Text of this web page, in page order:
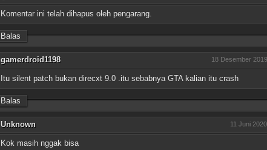
Komentar ini telah dihapus oleh pengarang.
Balas
gamerdroid1198 18 Desember
Itu silent patch bukan direcxt 9.0 .itu sebabnya GTA kalian itu crash
Balas
Unknown 11 Juni
Kok masih nggak bisa